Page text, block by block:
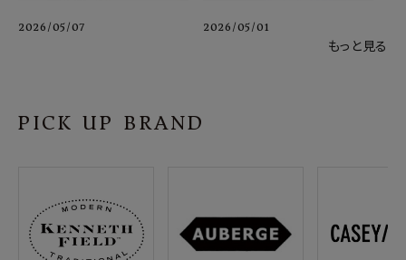
2026/05/07 2026/05/01
もっと見る
PICK UP BRAND